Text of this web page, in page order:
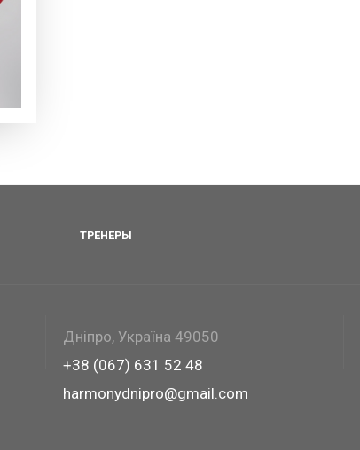
ТРЕНЕРЫ
Дніпро, Україна 49050
+38 (067) 631 52 48
harmonydnipro@gmail.com